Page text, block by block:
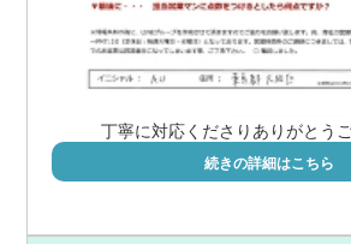
丁寧に対応くださりありがとうご
続きの詳細はこちら